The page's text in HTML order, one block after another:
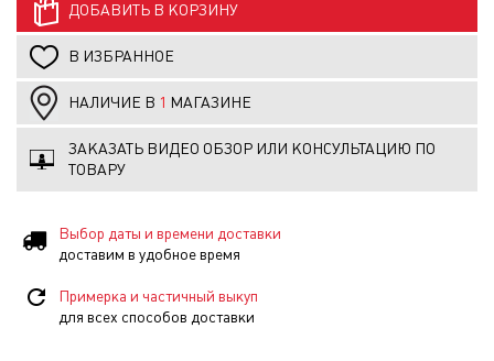
ДОБАВИТЬ В КОРЗИНУ
В ИЗБРАННОЕ
НАЛИЧИЕ В 1 МАГАЗИНЕ
ЗАКАЗАТЬ ВИДЕО ОБЗОР ИЛИ КОНСУЛЬТАЦИЮ ПО
ТОВАРУ
Выбор даты и времени доставки
доставим в удобное время
Примерка и частичный выкуп
для всех способов доставки